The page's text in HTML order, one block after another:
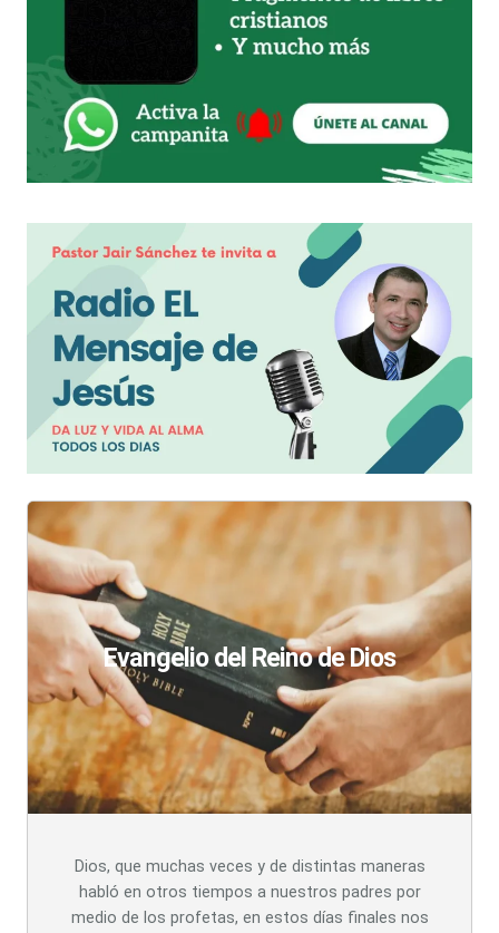
Evangelio del Reino de Dios
Dios, que muchas veces y de distintas maneras
habló en otros tiempos a nuestros padres por
medio de los profetas, en estos días finales nos